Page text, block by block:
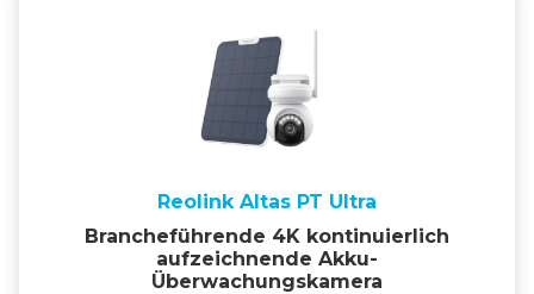
Reolink Altas PT Ultra
Brancheführende 4K kontinuierlich
aufzeichnende Akku-
Überwachungskamera